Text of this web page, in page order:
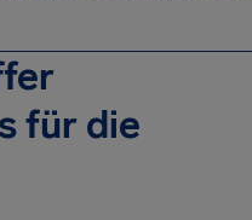
für die